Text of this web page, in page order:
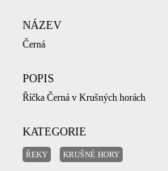
NÁZEV
Černá
POPIS
Říčka Černá v Krušných horách
KATEGORIE
ŘEKY KRUŠNÉ HORY